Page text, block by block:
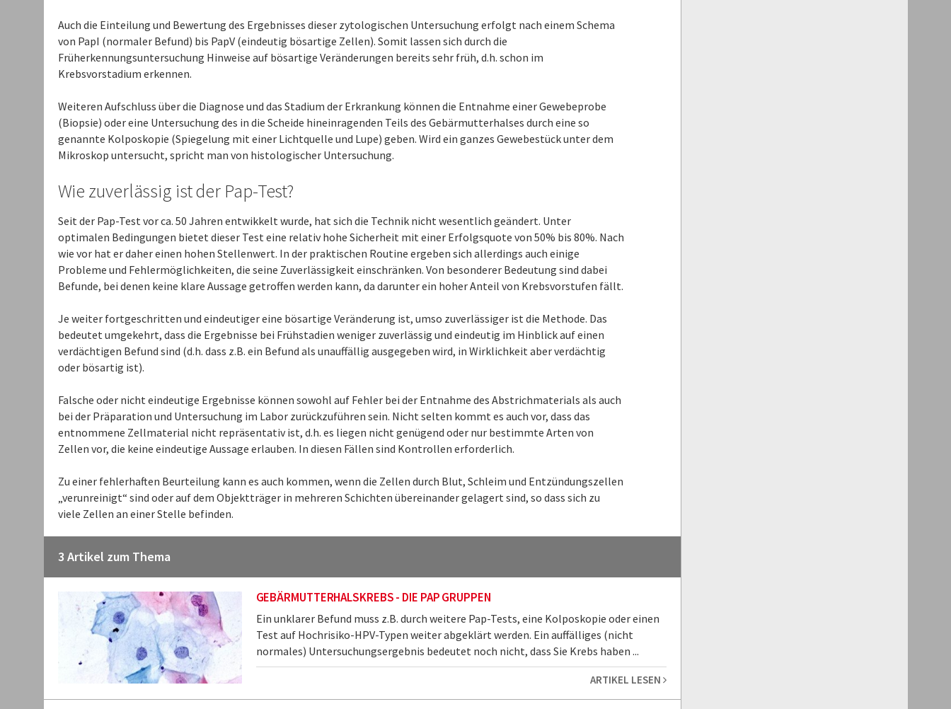
Auch die Einteilung und Bewertung des Ergebnisses dieser zytologischen Untersuchung erfolgt nach einem Schema
von PapI (normaler Befund) bis PapV (eindeutig bösartige Zellen). Somit lassen sich durch die
Früherkennungsuntersuchung Hinweise auf bösartige Veränderungen bereits sehr früh, d.h. schon im
Krebsvorstadium erkennen.
Weiteren Aufschluss über die Diagnose und das Stadium der Erkrankung können die Entnahme einer Gewebeprobe
(Biopsie) oder eine Untersuchung des in die Scheide hineinragenden Teils des Gebärmutterhalses durch eine so
genannte Kolposkopie (Spiegelung mit einer Lichtquelle und Lupe) geben. Wird ein ganzes Gewebestück unter dem
Mikroskop untersucht, spricht man von histologischer Untersuchung.
Wie zuverlässig ist der Pap-Test?
Seit der Pap-Test vor ca. 50 Jahren entwikkelt wurde, hat sich die Technik nicht wesentlich geändert. Unter
optimalen Bedingungen bietet dieser Test eine relativ hohe Sicherheit mit einer Erfolgsquote von 50% bis 80%. Nach
wie vor hat er daher einen hohen Stellenwert. In der praktischen Routine ergeben sich allerdings auch einige
Probleme und Fehlermöglichkeiten, die seine Zuverlässigkeit einschränken. Von besonderer Bedeutung sind dabei
Befunde, bei denen keine klare Aussage getroffen werden kann, da darunter ein hoher Anteil von Krebsvorstufen fällt.
Je weiter fortgeschritten und eindeutiger eine bösartige Veränderung ist, umso zuverlässiger ist die Methode. Das
bedeutet umgekehrt, dass die Ergebnisse bei Frühstadien weniger zuverlässig und eindeutig im Hinblick auf einen
verdächtigen Befund sind (d.h. dass z.B. ein Befund als unauffällig ausgegeben wird, in Wirklichkeit aber verdächtig
oder bösartig ist).
Falsche oder nicht eindeutige Ergebnisse können sowohl auf Fehler bei der Entnahme des Abstrichmaterials als auch
bei der Präparation und Untersuchung im Labor zurückzuführen sein. Nicht selten kommt es auch vor, dass das
entnommene Zellmaterial nicht repräsentativ ist, d.h. es liegen nicht genügend oder nur bestimmte Arten von
Zellen vor, die keine eindeutige Aussage erlauben. In diesen Fällen sind Kontrollen erforderlich.
Zu einer fehlerhaften Beurteilung kann es auch kommen, wenn die Zellen durch Blut, Schleim und Entzündungszellen
„verunreinigt“ sind oder auf dem Objektträger in mehreren Schichten übereinander gelagert sind, so dass sich zu
viele Zellen an einer Stelle befinden.
3 Artikel zum Thema
GEBÄRMUTTERHALSKREBS - DIE PAP GRUPPEN
Ein unklarer Befund muss z.B. durch weitere Pap-Tests, eine Kolposkopie oder einen
Test auf Hochrisiko-HPV-Typen weiter abgeklärt werden. Ein auffälliges (nicht
normales) Untersuchungsergebnis bedeutet noch nicht, dass Sie Krebs haben ...
ARTIKEL LESEN